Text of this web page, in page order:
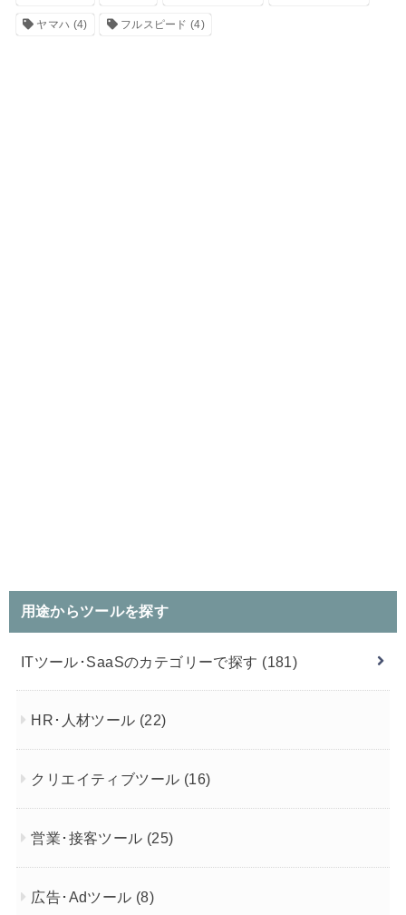
ヤマハ (4) フルスピード (4)
用途からツールを探す
ITツール･SaaSのカテゴリーで探す (181)
HR･人材ツール (22)
クリエイティブツール (16)
営業･接客ツール (25)
広告･Adツール (8)